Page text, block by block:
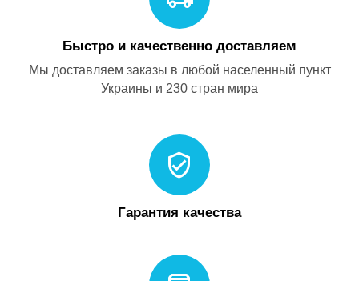
Быстро и качественно доставляем
Мы доставляем заказы в любой населенный пункт
Украины и 230 стран мира
Гарантия качества